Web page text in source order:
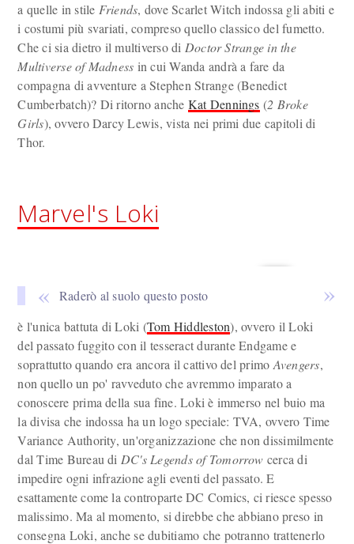
a quelle in stile Friends, dove Scarlet Witch indossa gli abiti e
i costumi più svariati, compreso quello classico del fumetto.
Che ci sia dietro il multiverso di Doctor Strange in the
Multiverse of Madness in cui Wanda andrà a fare da
compagna di avventure a Stephen Strange (Benedict
Cumberbatch)? Di ritorno anche Kat Dennings (2 Broke
Girls), ovvero Darcy Lewis, vista nei primi due capitoli di
Thor.
Marvel's Loki
Raderò al suolo questo posto
è l'unica battuta di Loki (Tom Hiddleston), ovvero il Loki
del passato fuggito con il tesseract durante Endgame e
soprattutto quando era ancora il cattivo del primo Avengers,
non quello un po' ravveduto che avremmo imparato a
conoscere prima della sua fine. Loki è immerso nel buio ma
la divisa che indossa ha un logo speciale: TVA, ovvero Time
Variance Authority, un'organizzazione che non dissimilmente
dal Time Bureau di DC's Legends of Tomorrow cerca di
impedire ogni infrazione agli eventi del passato. E
esattamente come la controparte DC Comics, ci riesce spesso
malissimo. Ma al momento, si direbbe che abbiano preso in
consegna Loki, anche se dubitiamo che potranno trattenerlo